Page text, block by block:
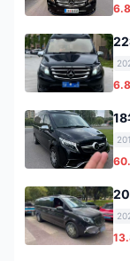
22
18